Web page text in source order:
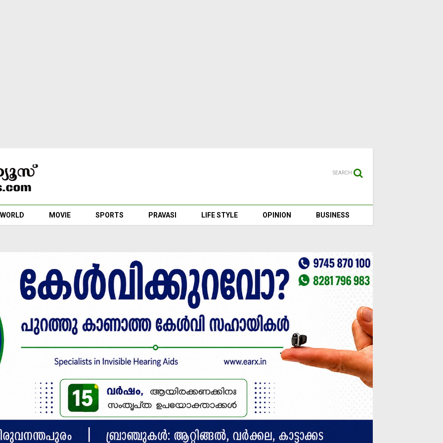
SEARCH
WORLD MOVIE SPORTS PRAVASI LIFE STYLE OPINION BUSINESS